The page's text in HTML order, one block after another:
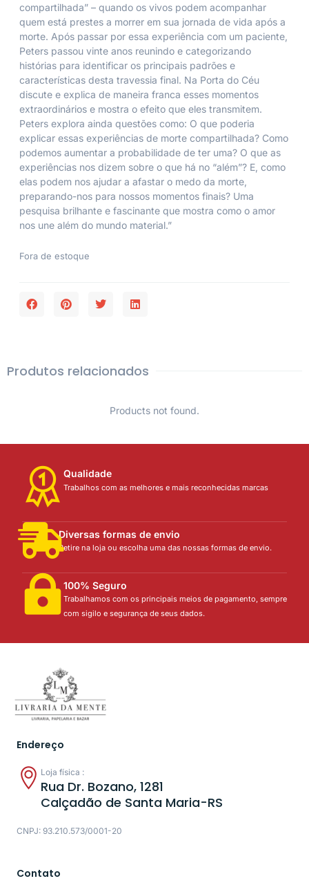
compartilhada” – quando os vivos podem acompanhar
quem está prestes a morrer em sua jornada de vida após a
morte. Após passar por essa experiência com um paciente,
Peters passou vinte anos reunindo e categorizando
histórias para identificar os principais padrões e
características desta travessia final. Na Porta do Céu
discute e explica de maneira franca esses momentos
extraordinários e mostra o efeito que eles transmitem.
Peters explora ainda questões como: O que poderia
explicar essas experiências de morte compartilhada? Como
podemos aumentar a probabilidade de ter uma? O que as
experiências nos dizem sobre o que há no “além”? E, como
elas podem nos ajudar a afastar o medo da morte,
preparando-nos para nossos momentos finais? Uma
pesquisa brilhante e fascinante que mostra como o amor
nos une além do mundo material.”
Fora de estoque
Produtos relacionados
Products not found.
Qualidade
Trabalhos com as melhores e mais reconhecidas marcas
Diversas formas de envio
Retire na loja ou escolha uma das nossas formas de envio.
100% Seguro
Trabalhamos com os principais meios de pagamento, sempre
com sigilo e segurança de seus dados.
Endereço
Loja física :
Rua Dr. Bozano, 1281
Calçadão de Santa Maria-RS
CNPJ: 93.210.573/0001-20
Contato